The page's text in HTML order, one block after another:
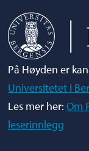
På Høyden er
Universitetet i
Les mer her:Om
leserinnlegg